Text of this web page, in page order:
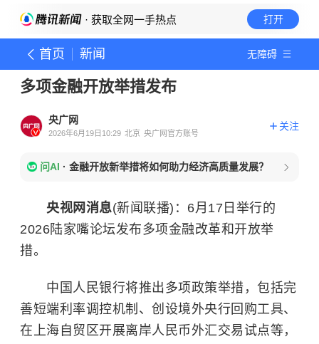
· 获取全网一手热点 打开
首页 新闻 无障碍
多项金融开放举措发布
央广网
2026年6月19日10:29 北京 央广网官方账号
关注
问AI · 金融开放新举措将如何助力经济高质量发展？
央视网消息(新闻联播)：6月17日举行的
2026陆家嘴论坛发布多项金融改革和开放举
措。
中国人民银行将推出多项政策举措，包括完
善短端利率调控机制、创设境外央行回购工具、
在上海自贸区开展离岸人民币外汇交易试点等，